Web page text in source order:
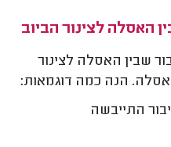
האסלה לצינור הביוב
שבין האסלה לצינור
הנה כמה דוגמאות:
התייבשה